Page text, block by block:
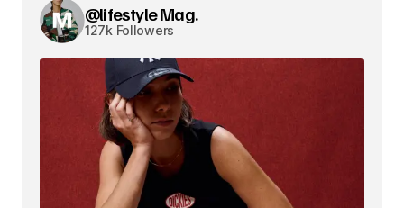
@lifestyle Mag.
127k Followers